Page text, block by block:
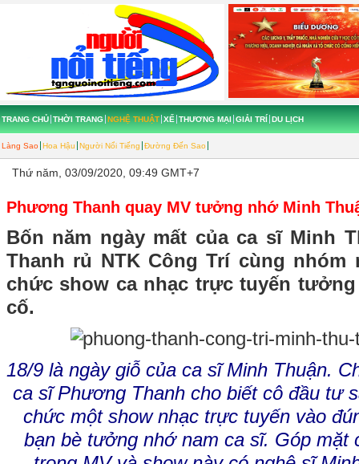
TRANG CHỦ THỜI TRANG NGHỆ THUẬT
Làng Sao Hoa Hậu Người Nổi Tiếng Đường Đến Sao
XẾ THƯƠNG MẠI GIẢI TRÍ DU LỊCH
Thứ năm, 03/09/2020, 09:49 GMT+7
Phương Thanh quay MV tưởng nhớ Minh
Bốn năm ngày mất của ca sĩ Minh
Thanh rủ NTK Công Trí cùng nhóm
chức show ca nhạc trực tuyến
cố.
18/9 là ngày giỗ của ca sĩ Minh Thuận.
ca sĩ Phương Thanh cho biết cô đầu tư
chức một show nhạc trực tuyến vào
bạn bè tưởng nhớ nam ca sĩ. Góp mặt